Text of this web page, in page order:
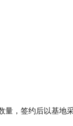
，签约后以基地